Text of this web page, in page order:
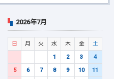
2026年7月
日 月 火 水 木 金
土
1
2 3
4
5
6 7 8 9 10
11